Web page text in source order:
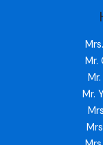
Mr.
Mr.